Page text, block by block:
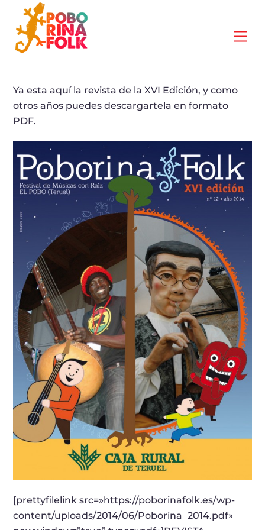
content
Ya esta aquí la revista de la XVI Edición, y como
otros años puedes descargartela en formato
PDF.
[prettyfilelink src=»https://poborinafolk.es/wp-
content/uploads/2014/06/Poborina_2014.pdf»